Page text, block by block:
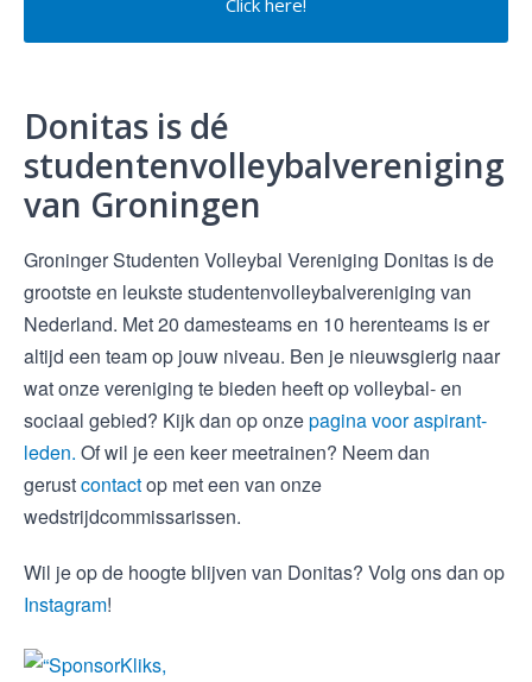
Click here!
Donitas is dé
studentenvolleybalvereniging
van Groningen
Groninger Studenten Volleybal Vereniging Donitas is de
grootste en leukste studentenvolleybalvereniging van
Nederland. Met 20 damesteams en 10 herenteams is er
altijd een team op jouw niveau. Ben je nieuwsgierig naar
wat onze vereniging te bieden heeft op volleybal- en
sociaal gebied? Kijk dan op onzepagina voor aspirant-
leden. Of wil je een keer meetrainen? Neem dan
gerustcontactop met een van onze
wedstrijdcommissarissen.
Wil je op de hoogte blijven van Donitas? Volg ons dan op
Instagram!